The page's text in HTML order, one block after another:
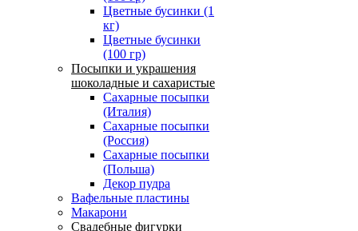
Цветные бусинки (1
кг)
Цветные бусинки
(100 гр)
Посыпки и украшения
шоколадные и сахаристые
Сахарные посыпки
(Италия)
Сахарные посыпки
(Россия)
Сахарные посыпки
(Польша)
Декор пудра
Вафельные пластины
Макарони
Свадебные фигурки